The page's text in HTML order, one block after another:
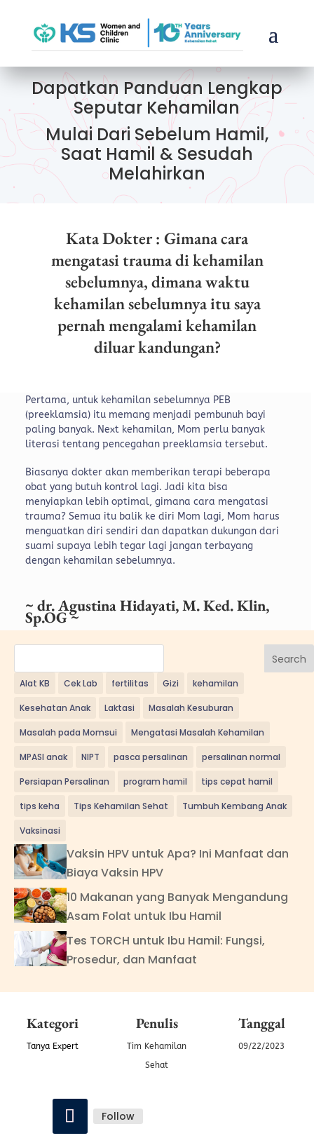
Dapatkan Panduan Lengkap
Seputar Kehamilan
Mulai Dari Sebelum Hamil,
Saat Hamil & Sesudah
Melahirkan
Kata Dokter : Gimana cara
mengatasi trauma di kehamilan
sebelumnya, dimana waktu
kehamilan sebelumnya itu saya
pernah mengalami kehamilan
diluar kandungan?
Pertama, untuk kehamilan sebelumnya PEB
(preeklamsia) itu memang menjadi pembunuh bayi
paling banyak. Next kehamilan, Mom perlu banyak
literasi tentang pencegahan preeklamsia tersebut.
Biasanya dokter akan memberikan terapi beberapa
obat yang butuh kontrol lagi. Jadi kita bisa
menyiapkan lebih optimal, gimana cara mengatasi
trauma? Semua itu balik ke diri Mom lagi, Mom harus
menguatkan diri sendiri dan dapatkan dukungan dari
suami supaya lebih tegar lagi jangan terbayang
dengan kehamilan sebelumnya.
~ dr. Agustina Hidayati, M. Ked. Klin,
Sp.OG ~
Search
Alat KB Cek Lab fertilitas Gizi kehamilan
Kesehatan Anak Laktasi Masalah Kesuburan
Masalah pada Momsui Mengatasi Masalah Kehamilan
MPASI anak NIPT pasca persalinan persalinan normal
Persiapan Persalinan program hamil tips cepat hamil
tips keha Tips Kehamilan Sehat Tumbuh Kembang Anak
Vaksinasi
Vaksin HPV untuk Apa? Ini Manfaat dan
Biaya Vaksin HPV
10 Makanan yang Banyak Mengandung
Asam Folat untuk Ibu Hamil
Tes TORCH untuk Ibu Hamil: Fungsi,
Prosedur, dan Manfaat
Kategori
Tanya Expert
Penulis
Tim Kehamilan
Sehat
Tanggal
09/22/2023
Follow